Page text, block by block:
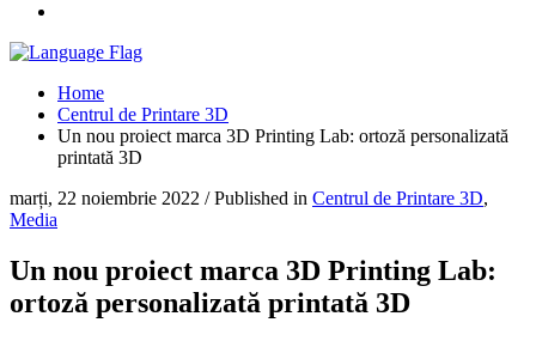
Home
Centrul de Printare 3D
Un nou proiect marca 3D Printing Lab: ortoză personalizată
printată 3D
marți, 22 noiembrie 2022 /Published in Centrul de Printare 3D,
Media
Un nou proiect marca 3D Printing Lab:
ortoză personalizată printată 3D